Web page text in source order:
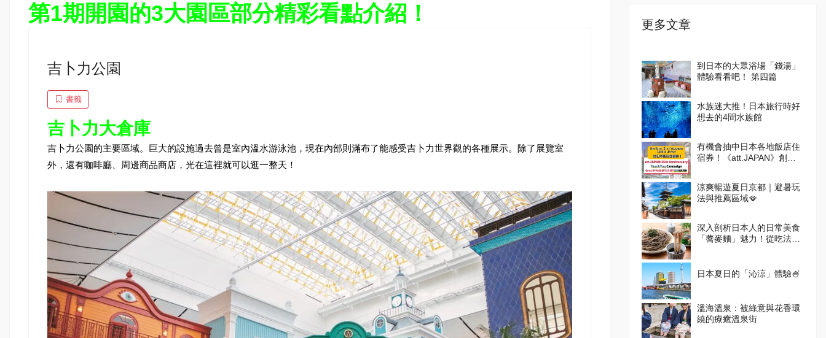
第1期開園的3大園區部分精彩看點介紹！
吉卜力公園
書籤
吉卜力大倉庫
吉卜力公園的主要區域。巨大的設施過去曾是室內溫水游泳池，現在內部則滿布了能感受吉卜力世界觀的各種展示。除了展覽室
外，還有咖啡廳、周邊商品商店，光在這裡就可以逛一整天！
更多文章
到日本的大眾浴場「錢湯」
體驗看看吧！ 第四篇
水族迷大推！日本旅行時好
想去的4間水族館
有機會抽中日本各地飯店住
宿券！《att.JAPAN》創刊
涼爽暢遊夏日京都｜避暑玩
法與推薦區域🪭
深入剖析日本人的日常美食
「蕎麥麵」魅力！從吃法到
日本夏日的「沁涼」體驗🍧
溫海溫泉：被綠意與花香環
繞的療癒溫泉街